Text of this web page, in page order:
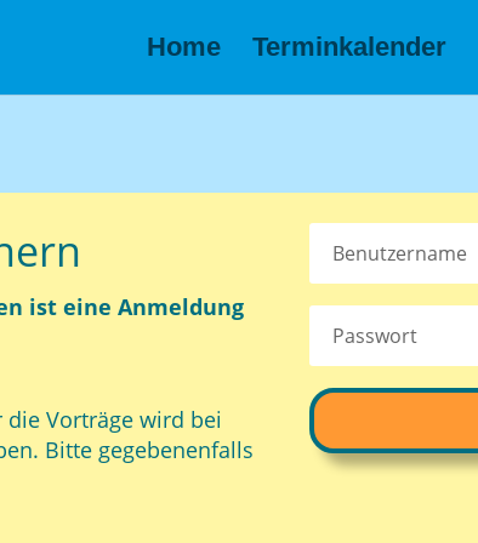
Home Terminkalender
ist eine Anmeldung
Vorträge wird bei
Bitte gegebenenfalls